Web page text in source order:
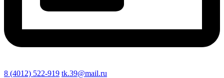
8 (4012) 522-919 tk.39@mail.ru